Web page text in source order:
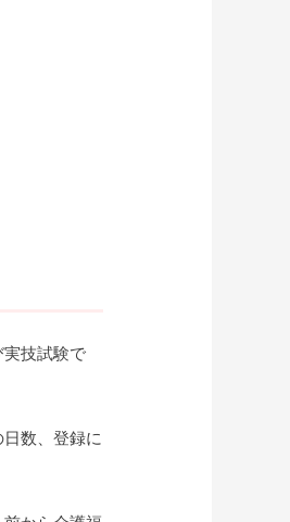
技試験で
数、登録に